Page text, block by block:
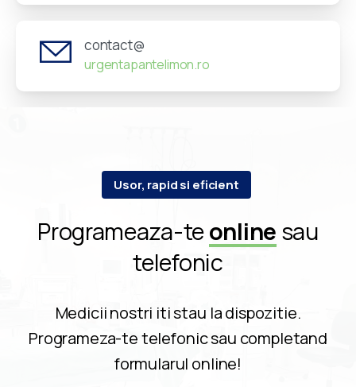
contact@
urgentapantelimon.ro
Usor, rapid si eficient
Programeaza-teonline sau
telefonic
Medicii nostri iti stau la dispozitie.
Programeza-te telefonic sau completand
formularul online!